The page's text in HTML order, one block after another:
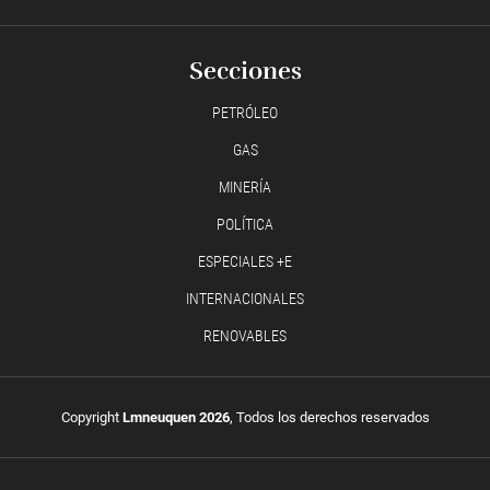
Secciones
PETRÓLEO
GAS
MINERÍA
POLÍTICA
ESPECIALES +E
INTERNACIONALES
RENOVABLES
Copyright Lmneuquen 2026, Todos los derechos reservados